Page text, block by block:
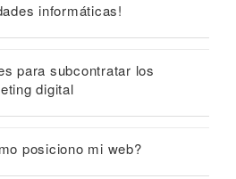
informáticas!
para subcontratar los
digital
posiciono mi web?